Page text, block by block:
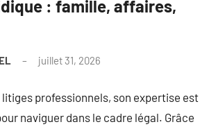
: famille, affaires,
juillet 31, 2026
litiges professionnels, son expertise est
naviguer dans le cadre légal. Grâce